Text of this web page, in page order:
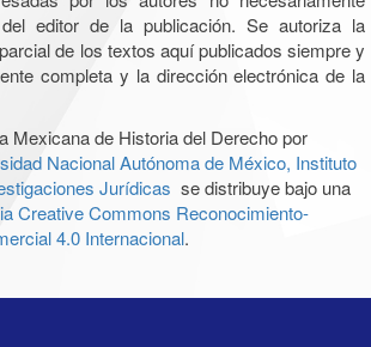
editor de la publicación. Se autoriza la
de los textos aquí publicados siempre y
completa y la dirección electrónica de la
Mexicana de Historia del Derecho por
Nacional Autónoma de México, Instituto
Jurídicas se distribuye bajo una
Creative Commons Reconocimiento-
4.0 Internacional.